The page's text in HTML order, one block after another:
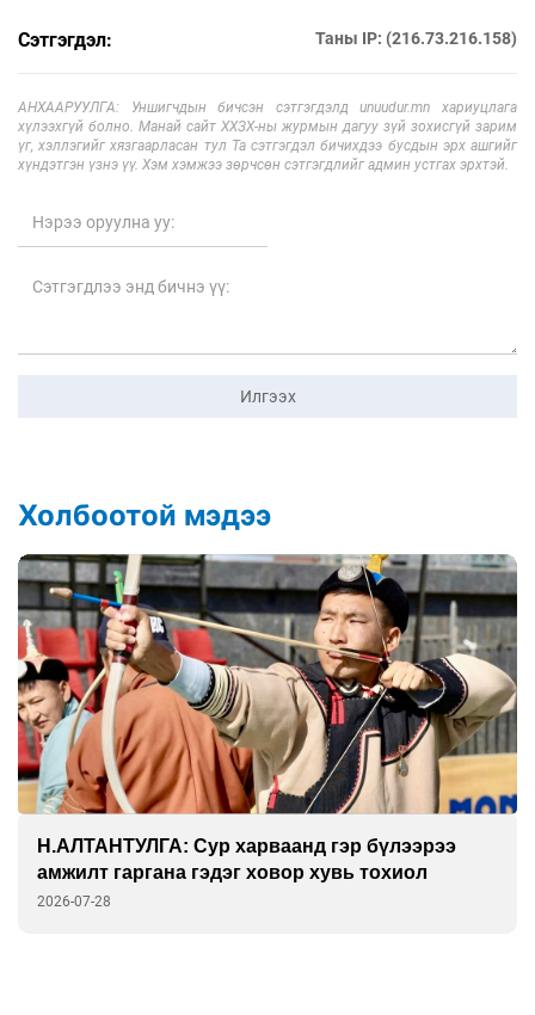
Сэтгэгдэл: Таны IP: (216.73.216.158)
АНХААРУУЛГА: Уншигчдын бичсэн сэтгэгдэлд unuudur.mn хариуцлага
хүлээхгүй болно. Манай сайт ХХЗХ-ны журмын дагуу зүй зохисгүй зарим
үг, хэллэгийг хязгаарласан тул Та сэтгэгдэл бичихдээ бусдын эрх ашгийг
хүндэтгэн үзнэ үү. Хэм хэмжээ зөрчсөн сэтгэгдлийг админ устгах эрхтэй.
Илгээх
Холбоотой мэдээ
ГАНБАТ: Дэлхийн технологийн амин сүнс
физик дээр л тогтдог
2026-07-27